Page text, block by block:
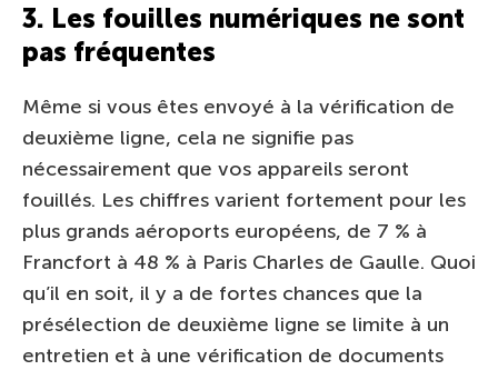
3. Les fouilles numériques ne sont
pas fréquentes
Même si vous êtes envoyé à la vérification de
deuxième ligne, cela ne signifie pas
nécessairement que vos appareils seront
fouillés. Les chiffres varient fortement pour les
plus grands aéroports européens, de 7 % à
Francfort à 48 % à Paris Charles de Gaulle. Quoi
qu’il en soit, il y a de fortes chances que la
présélection de deuxième ligne se limite à un
entretien et à une vérification de documents